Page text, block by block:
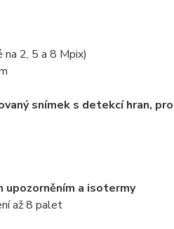
2, 5 a 8 Mpix)
snímek s detekcí hran,
upozorněním a isotermy
až 8 palet